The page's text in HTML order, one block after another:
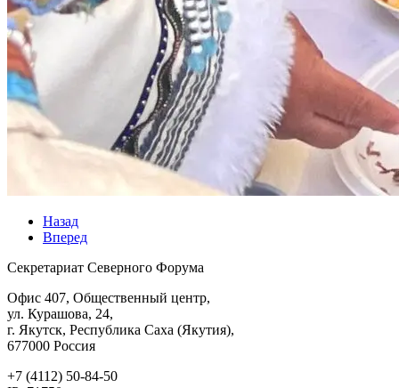
Назад
Вперед
Секретариат Северного Форума
Офис 407, Общественный центр,
ул. Курашова, 24,
г. Якутск, Республика Саха (Якутия),
677000 Россия
+7 (4112) 50-84-50